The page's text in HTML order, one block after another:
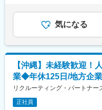
本社での研修を行う可能
なく１から組織づくり
むことができます。
また拠点が拡大した先
への昇進も可能です。
変更の範囲：会社の定め
＼キャリアチェンジ先の
・施工図作成
・積算
・フィールドエンジニア
＼入社後の流れ／
入社後は学校形式の研
まり込みで参加。その
か月分です。決算賞与
円～6,000,000円）※残
も目安の金額であり、
月給(月額)は固定手当
気になる
【沖縄】未経験歓迎！
業◆年休125日/地方企
リクルーティング・パートナー
正社員